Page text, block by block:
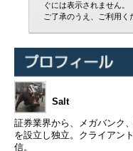
ぐには表示されません。
ご了承のうえ、ご利用く
Salt
証券業界から、メガバンク
を設立し独立。クライアン
信。